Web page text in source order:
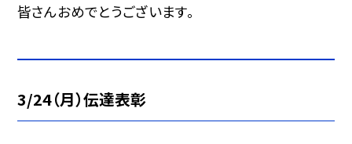
皆さんおめでとうございます。
3/24（月）伝達表彰